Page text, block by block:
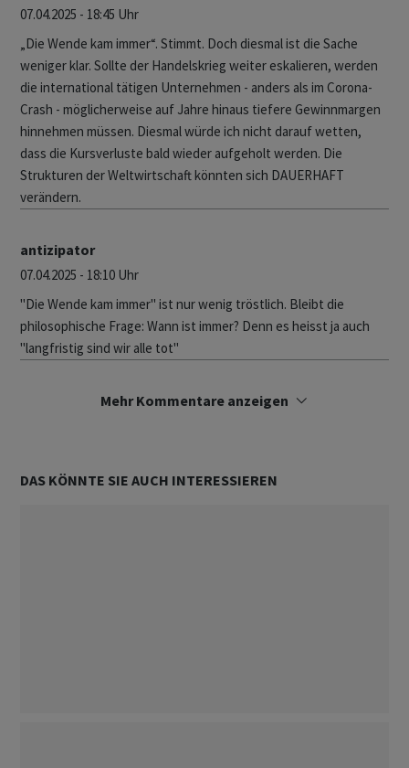
07.04.2025 - 18:45 Uhr
„Die Wende kam immer“. Stimmt. Doch diesmal ist die Sache
weniger klar. Sollte der Handelskrieg weiter eskalieren, werden
die international tätigen Unternehmen - anders als im Corona-
Crash - möglicherweise auf Jahre hinaus tiefere Gewinnmargen
hinnehmen müssen. Diesmal würde ich nicht darauf wetten,
dass die Kursverluste bald wieder aufgeholt werden. Die
Strukturen der Weltwirtschaft könnten sich DAUERHAFT
verändern.
antizipator
07.04.2025 - 18:10 Uhr
"Die Wende kam immer" ist nur wenig tröstlich. Bleibt die
philosophische Frage: Wann ist immer? Denn es heisst ja auch
"langfristig sind wir alle tot"
Mehr Kommentare anzeigen
DAS KÖNNTE SIE AUCH INTERESSIEREN